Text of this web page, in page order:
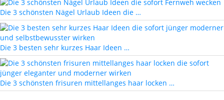
Die 3 schönsten Nägel Urlaub Ideen die …
Die 3 besten sehr kurzes Haar Ideen …
Die 3 schönsten frisuren mittellanges haar locken …